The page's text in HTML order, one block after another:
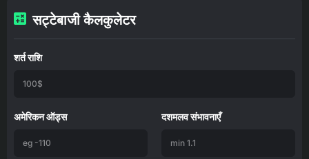
सट्टेबाजी कैलकुलेटर
शर्त राशि
अमेरिकन ऑड्स दशमलव संभावनाएँ